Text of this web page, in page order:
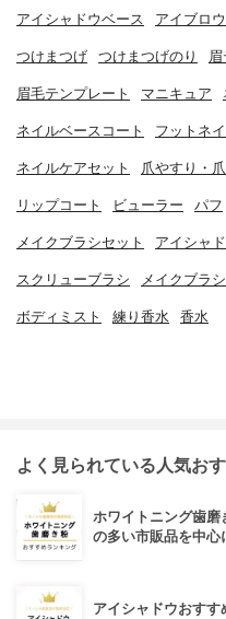
アイシャドウベース アイブロウ
つけまつげ つけまつげのり 眉
眉毛テンプレート マニキュア
ネイルベースコート フットネ
ネイルケアセット 爪やすり・
リップコート ビューラー パフ
メイクブラシセット アイシャ
スクリューブラシ メイクブラ
ボディミスト 練り香水 香水
よく見られている人気お
ホワイトニング歯磨
の多い市販品を中心
アイシャドウおす